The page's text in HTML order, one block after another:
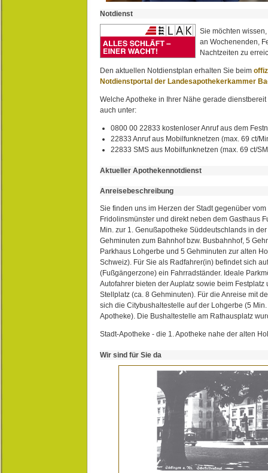
Notdienst
Sie möchten
an Wochenenden,
Nachtzeiten zu
Den aktuellen Notdienstplan erhalten Sie beim
Notdienstportal der Landesapothekerkammer
Welche Apotheke in Ihrer Nähe gerade
auch unter:
0800 00 22833 kostenloser Anruf aus dem
22833 Anruf aus Mobilfunknetzen (max. 69 ct/
22833 SMS aus Mobilfunknetzen (max. 69 ct/
Aktueller Apothekennotdienst
Anreisebeschreibung
Sie finden uns im Herzen der Stadt gegenüber
Fridolinsmünster und direkt neben dem Gasthaus
Min. zur 1. Genußapotheke Süddeutschlands in
Gehminuten zum Bahnhof bzw. Busbahnhof, 5
Parkhaus Lohgerbe und 5 Gehminuten zur alten
Schweiz). Für Sie als Radfahrer(in) befindet sich
(Fußgängerzone) ein Fahrradständer. Ideale
Autofahrer bieten der Auplatz sowie beim Festplatz
Stellplatz (ca. 8 Gehminuten). Für die Anreise mit
sich die Citybushaltestelle auf der Lohgerbe (5
Apotheke). Die Bushaltestelle am Rathausplatz
Stadt-Apotheke - die 1. Apotheke nahe der alten
Wir sind für Sie da